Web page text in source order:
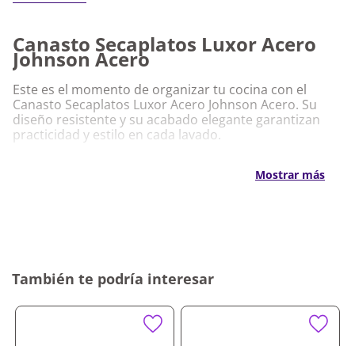
Canasto Secaplatos Luxor Acero
Johnson Acero
Este es el momento de organizar tu cocina con el
Canasto Secaplatos Luxor Acero Johnson Acero. Su
diseño resistente y su acabado elegante garantizan
practicidad y estilo en cada lavado.
Diseño amplio para una mejor organización de
platos y utensilios
Base estable para un secado seguro y eficiente
Mostrar más
También te podría interesar